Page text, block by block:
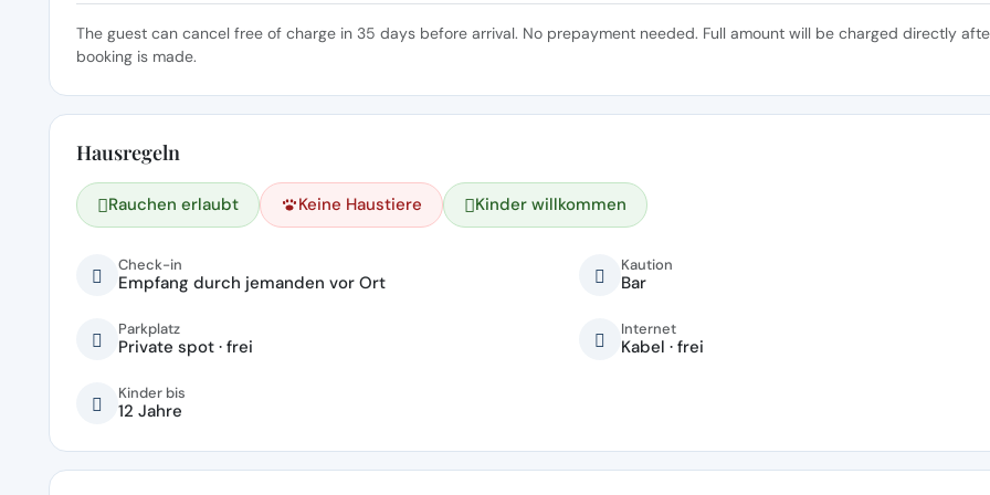
The guest can cancel free of charge in 35 days before arrival. No prepayment needed. Full amount will be charged directly
booking is made.
Hausregeln
Rauchen erlaubt Keine Haustiere Kinder willkommen
Check-in
Empfang durch jemanden vor Ort
Kaution
Bar
Parkplatz
Private spot · frei
Internet
Kabel · frei
Kinder bis
12 Jahre